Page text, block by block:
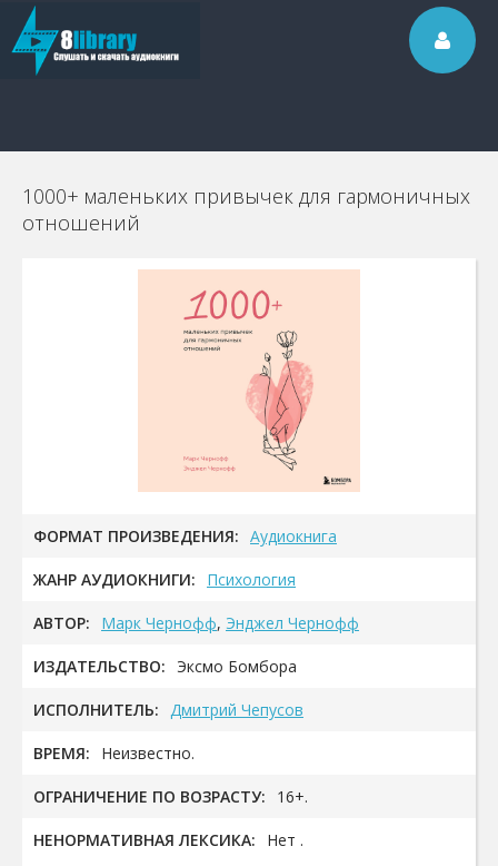
1000+ маленьких привычек для гармоничных
отношений
ФОРМАТ ПРОИЗВЕДЕНИЯ: Аудиокнига
ЖАНР АУДИОКНИГИ: Психология
АВТОР: Марк Чернофф, Энджел Чернофф
ИЗДАТЕЛЬСТВО: Эксмо Бомбора
ИСПОЛНИТЕЛЬ: Дмитрий Чепусов
ВРЕМЯ: Неизвестно.
ОГРАНИЧЕНИЕ ПО ВОЗРАСТУ: 16+.
НЕНОРМАТИВНАЯ ЛЕКСИКА:
Нет .